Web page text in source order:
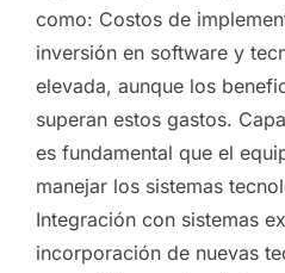
como: Costos de
inversión en software y
elevada, aunque los
superan estos gastos.
es fundamental que el
manejar los sistemas
Integración con sistemas
incorporación de nuevas